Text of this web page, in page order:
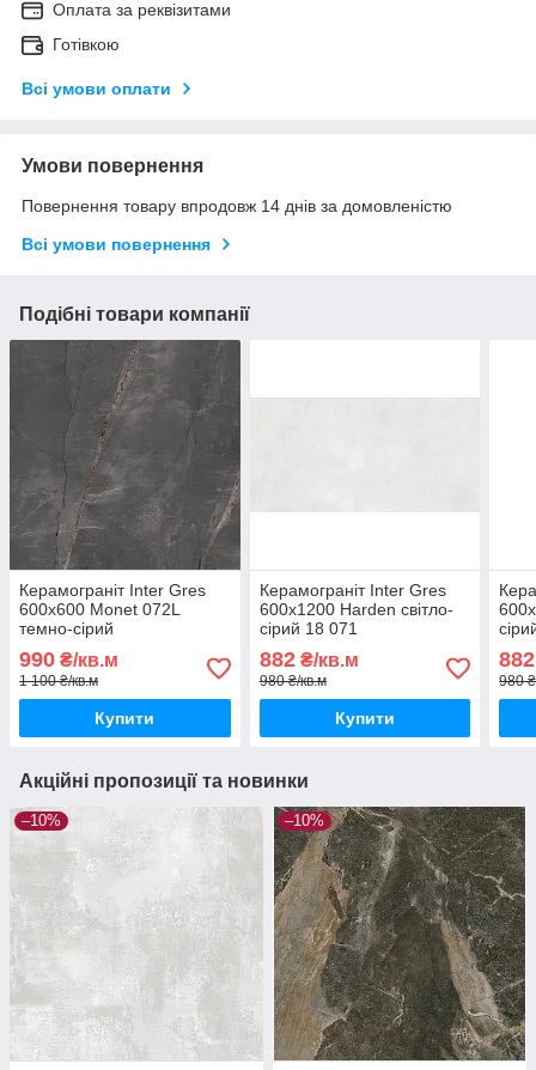
Оплата за реквізитами
Готівкою
Всі умови оплати
Умови повернення
Повернення товару впродовж 14 днів за домовленістю
Всі умови повернення
Подібні товари компанії
Керамограніт Inter Gres
600x600 Monet 072L
темно-сірий
990 ₴/кв.м
1 100 ₴/кв.м
Купити
Керамограніт Inter Gres
600x1200 Harden світло-
сірий 18 071
882₴/кв.м
980 ₴/кв.м
Купити
882
980
Акційні пропозиції та новинки
–10% –10%